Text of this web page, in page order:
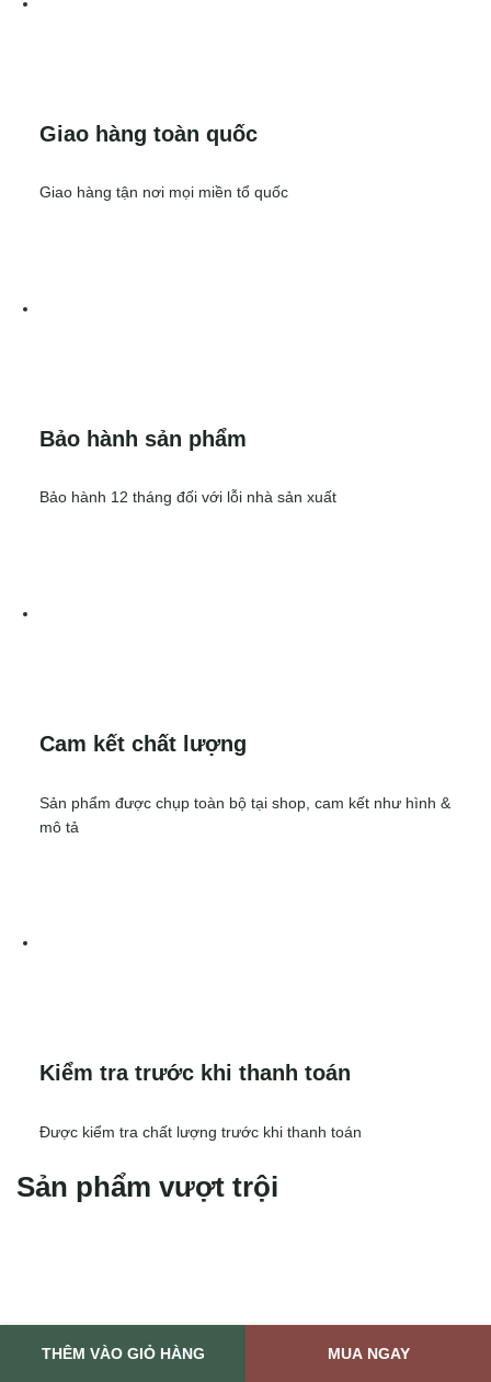
THÊM VÀO GIỎ HÀNG MUA NGAY
Giao hàng toàn quốc
Giao hàng tận nơi mọi miền tổ quốc
Bảo hành sản phẩm
Bảo hành 12 tháng đối với lỗi nhà sản xuất
Cam kết chất lượng
Sản phẩm được chụp toàn bộ tại shop, cam kết như hình &
mô tả
Kiểm tra trước khi thanh toán
Được kiểm tra chất lượng trước khi thanh toán
Sản phẩm vượt trội